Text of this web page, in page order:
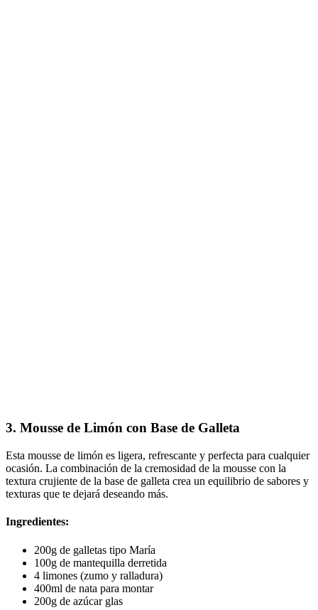
3. Mousse de Limón con Base de Galleta
Esta mousse de limón es ligera, refrescante y perfecta para cualquier
ocasión. La combinación de la cremosidad de la mousse con la
textura crujiente de la base de galleta crea un equilibrio de sabores y
texturas que te dejará deseando más.
Ingredientes:
200g de galletas tipo María
100g de mantequilla derretida
4 limones (zumo y ralladura)
400ml de nata para montar
200g de azúcar glas